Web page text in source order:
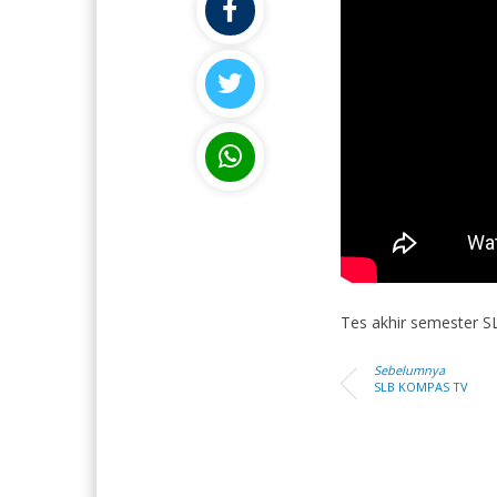
Tes akhir semester
Sebelumnya
SLB KOMPAS TV
NIP